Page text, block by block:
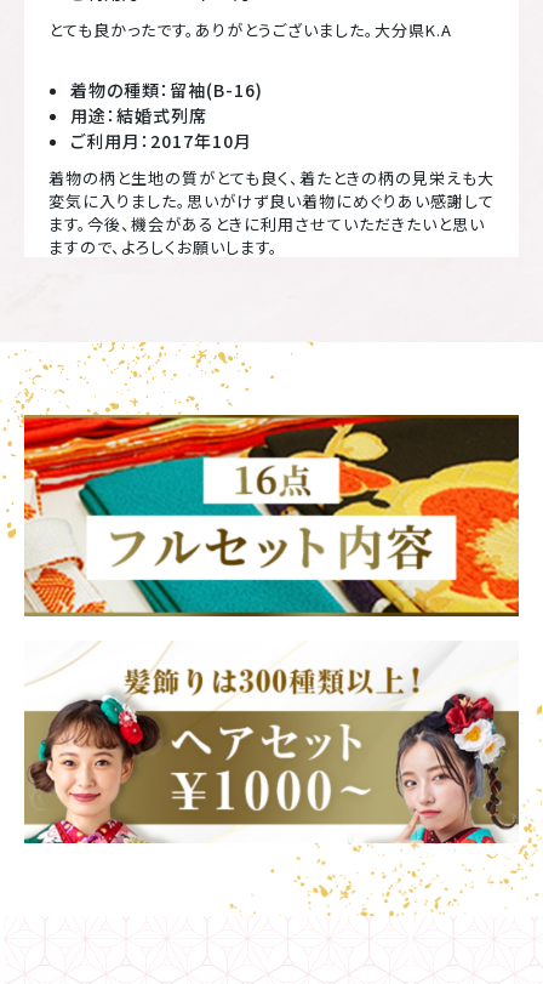
とても良かったです。ありがとうございました。大分県K.A
着物の種類：留袖(B-16)
用途：結婚式列席
ご利用月：2017年10月
着物の柄と生地の質がとても良く、着たときの柄の見栄えも大
変気に入りました。思いがけず良い着物にめぐりあい感謝して
ます。今後、機会があるときに利用させていただきたいと思い
ますので、よろしくお願いします。
ご利用月：2015年06月
着付けに必要なものがすべてそろっているのでいいと思いま
した。 安心して式場で着付けできました。